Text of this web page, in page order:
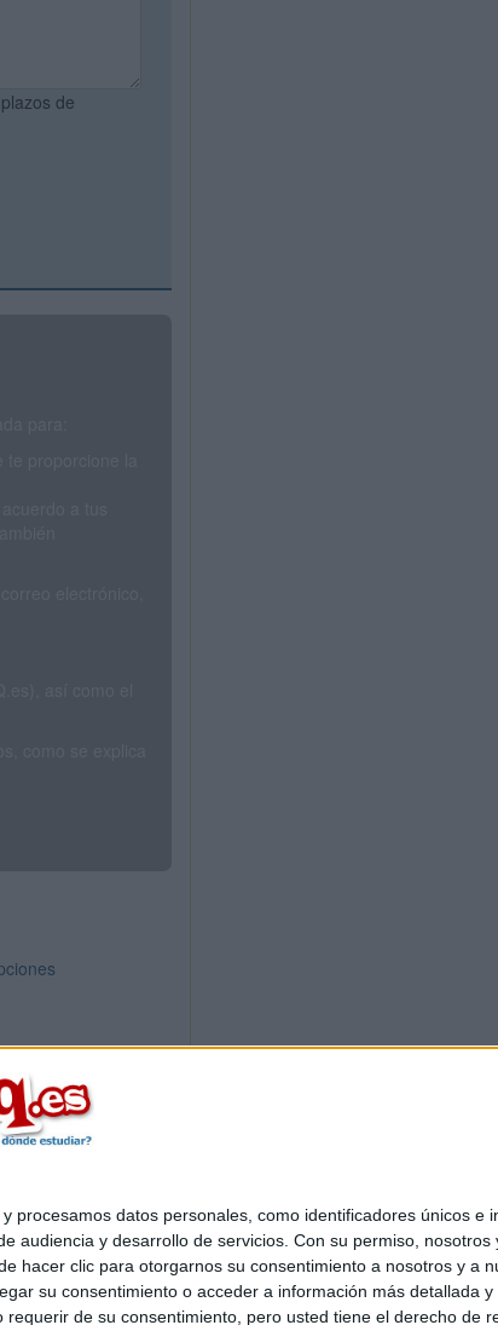
datos personales, como identificadores únicos e
audiencia y desarrollo de servicios. Con su permiso,
hacer clic para otorgarnos su consentimiento a nosotros y a
su consentimiento o acceder a información más detallada
de su consentimiento, pero usted tiene el derecho de
de
|Anúnciate
generales|Política de cookies
47 - 28006 Madrid [ESPAÑA] - Tel. +34 91 593 2767